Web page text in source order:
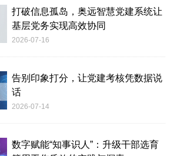
打破信息孤岛，奥远智慧党建系统让
基层党务实现高效协同
2026-07-16
告别印象打分，让党建考核凭数据说
话
2026-07-14
数字赋能“知事识人”：升级干部选育